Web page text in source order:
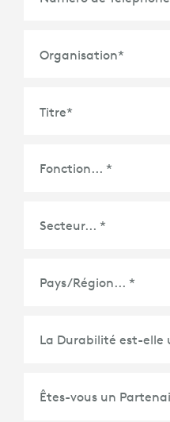
Organisation*
Titre*
Pays/Région*